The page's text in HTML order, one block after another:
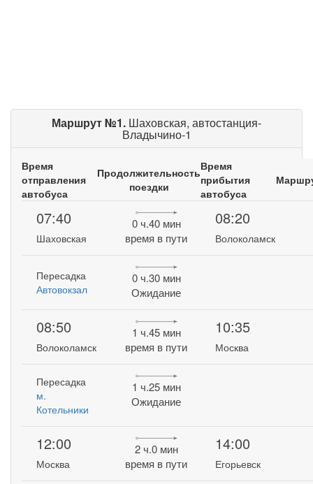
Маршрут №1. Шаховская, автостанция-
Владычино-1
Время
отправления
автобуса
Продолжительность
поездки
Время
прибытия
автобуса
07:40
Шаховская
0 ч.40 мин
время в пути
08:20
Волоколамск
Пересадка
Автовокзал
0 ч.30 мин
Ожидание
08:50
Волоколамск
1 ч.45 мин
время в пути
10:35
Москва
Пересадка
м.
Котельники
1 ч.25 мин
Ожидание
12:00
Москва
2 ч.0 мин
время в пути
14:00
Егорьевск